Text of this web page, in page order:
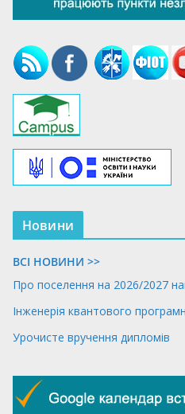
Новини
ВСІ НОВИНИ >>
Про поселення на 2026/2027
Інженерія квантового
Урочисте вручення дипломів